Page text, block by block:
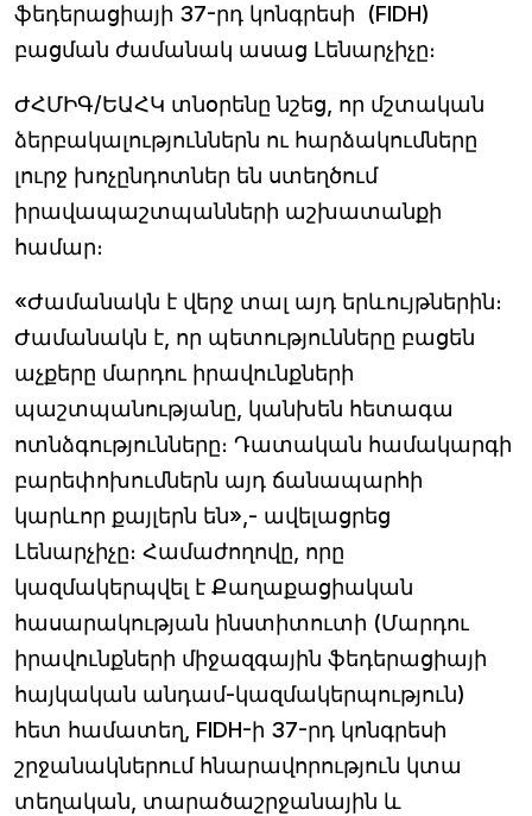
ֆեդերացիայի 37-րդ կոնգրեսի (FIDH)
բացման ժամանակ ասաց Լենարչիչը։
ԺՀՄԻԳ/ԵԱՀԿ տնօրենը նշեց, որ մշտական
ձերբակալություններն ու հարձակումները
լուրջ խոչընդոտներ են ստեղծում
իրավապաշտպանների աշխատանքի
համար։
«Ժամանակն է վերջ տալ այդ երևույթներին։
Ժամանակն է, որ պետությունները բացեն
աչքերը մարդու իրավունքների
պաշտպանությանը, կանխեն հետագա
ոտնձգությունները։ Դատական համակարգի
բարեփոխումներն այդ ճանապարհի
կարևոր քայլերն են»,- ավելացրեց
Լենարչիչը։ Համաժողովը, որը
կազմակերպվել է Քաղաքացիական
հասարակության ինստիտուտի (Մարդու
իրավունքների միջազգային ֆեդերացիայի
հայկական անդամ-կազմակերպություն)
հետ համատեղ, FIDH-ի 37-րդ կոնգրեսի
շրջանակներում հնարավորություն կտա
տեղական, տարածաշրջանային և